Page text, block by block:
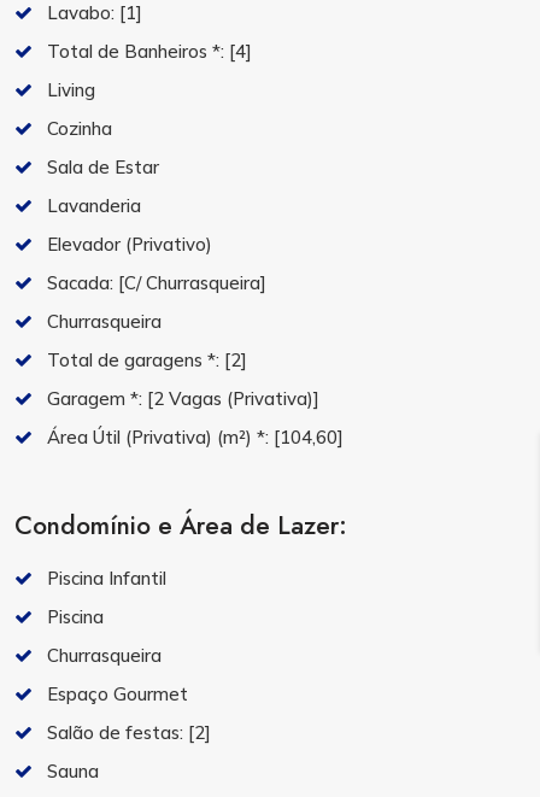
Lavabo: [1]
Total de Banheiros *: [4]
Living
Cozinha
Sala de Estar
Lavanderia
Elevador (Privativo)
Sacada: [C/ Churrasqueira]
Churrasqueira
Total de garagens *: [2]
Garagem *: [2 Vagas (Privativa)]
Área Útil (Privativa) (m²) *: [104,60]
Condomínio e Área de Lazer:
Piscina Infantil
Piscina
Churrasqueira
Espaço Gourmet
Salão de festas: [2]
Sauna